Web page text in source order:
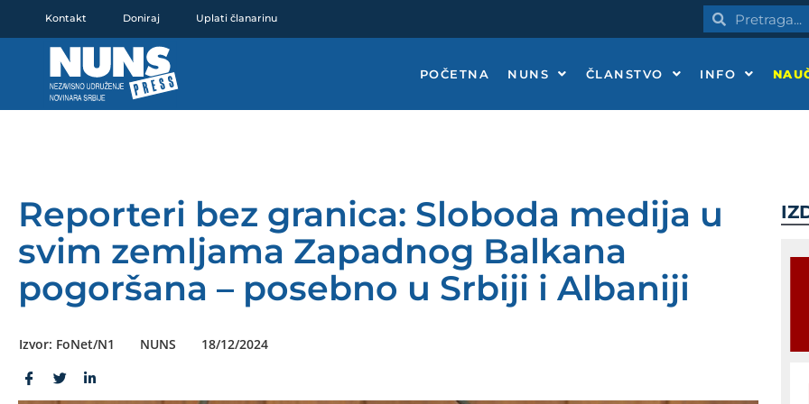
Kontakt Doniraj Uplati članarinu PretragaPretraga
POČETNA NUNS ČLANSTVO INFO
Reporteri bez granica: Sloboda medija u
svim zemljama Zapadnog Balkana
pogoršana – posebno u Srbiji i Albaniji
Izvor: FoNet/N1 NUNS 18/12/2024